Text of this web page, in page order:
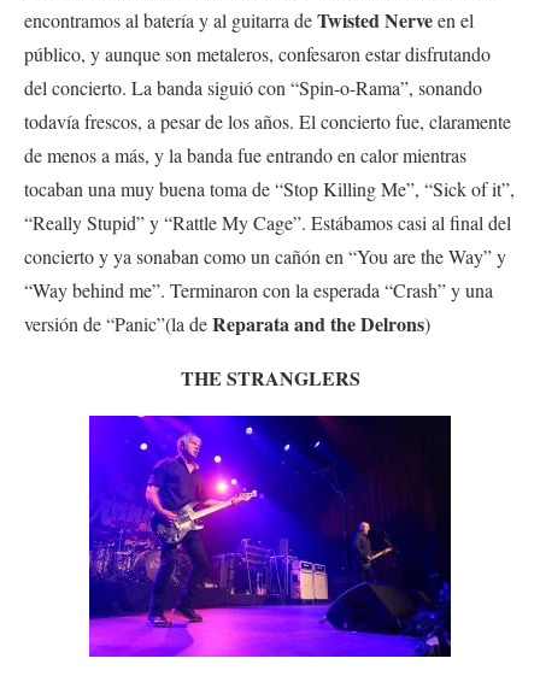
encontramos al batería y al guitarra deTwisted Nerveen el
público, y aunque son metaleros, confesaron estar disfrutando
del concierto. La banda siguió con “Spin-o-Rama”, sonando
todavía frescos, a pesar de los años. El concierto fue, claramente
de menos a más, y la banda fue entrando en calor mientras
tocaban una muy buena toma de “Stop Killing Me”, “Sick of it”,
“Really Stupid” y “Rattle My Cage”. Estábamos casi al final del
concierto y ya sonaban como un cañón en “You are the Way” y
“Way behind me”. Terminaron con la esperada “Crash” y una
versión de “Panic”(la deReparata and the Delrons)
THE STRANGLERS